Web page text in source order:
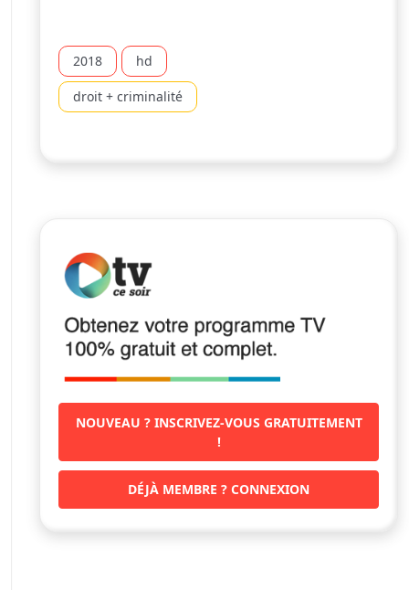
2018 hd
droit + criminalité
NOUVEAU ? INSCRIVEZ-VOUS GRATUITEMENT
!
DÉJÀ MEMBRE ? CONNEXION